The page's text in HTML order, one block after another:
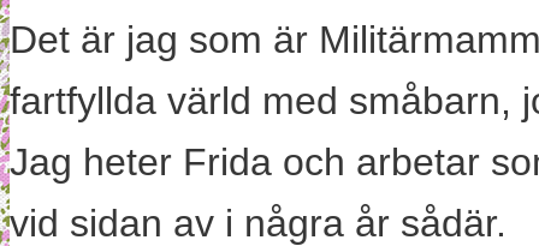
Det är jag som är
fartfyllda värld med småbarn,
Jag heter Frida och arbetar
vid sidan av i några år sådär.